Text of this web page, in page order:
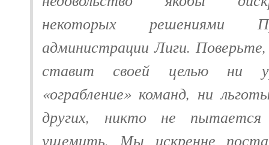
некоторых решениями
администрации Лиги.
ставит своей целью ни
«ограбление» команд, ни
других, никто не
ущемить. Мы искренне